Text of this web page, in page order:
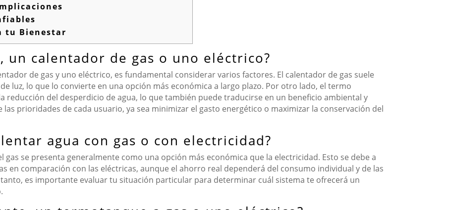
tu Bienestar
un calentador de gas o uno eléctrico?
de gas y uno eléctrico, es fundamental considerar varios factores. El calentador de gas suele
luz, lo que lo convierte en una opción más económica a largo plazo. Por otro lado, el termo
reducción del desperdicio de agua, lo que también puede traducirse en un beneficio ambiental y
las prioridades de cada usuario, ya sea minimizar el gasto energético o maximizar la conservación del
agua con gas o con electricidad?
gas se presenta generalmente como una opción más económica que la electricidad. Esto se debe a
en comparación con las eléctricas, aunque el ahorro real dependerá del consumo individual y de las
es importante evaluar tu situación particular para determinar cuál sistema te ofrecerá un